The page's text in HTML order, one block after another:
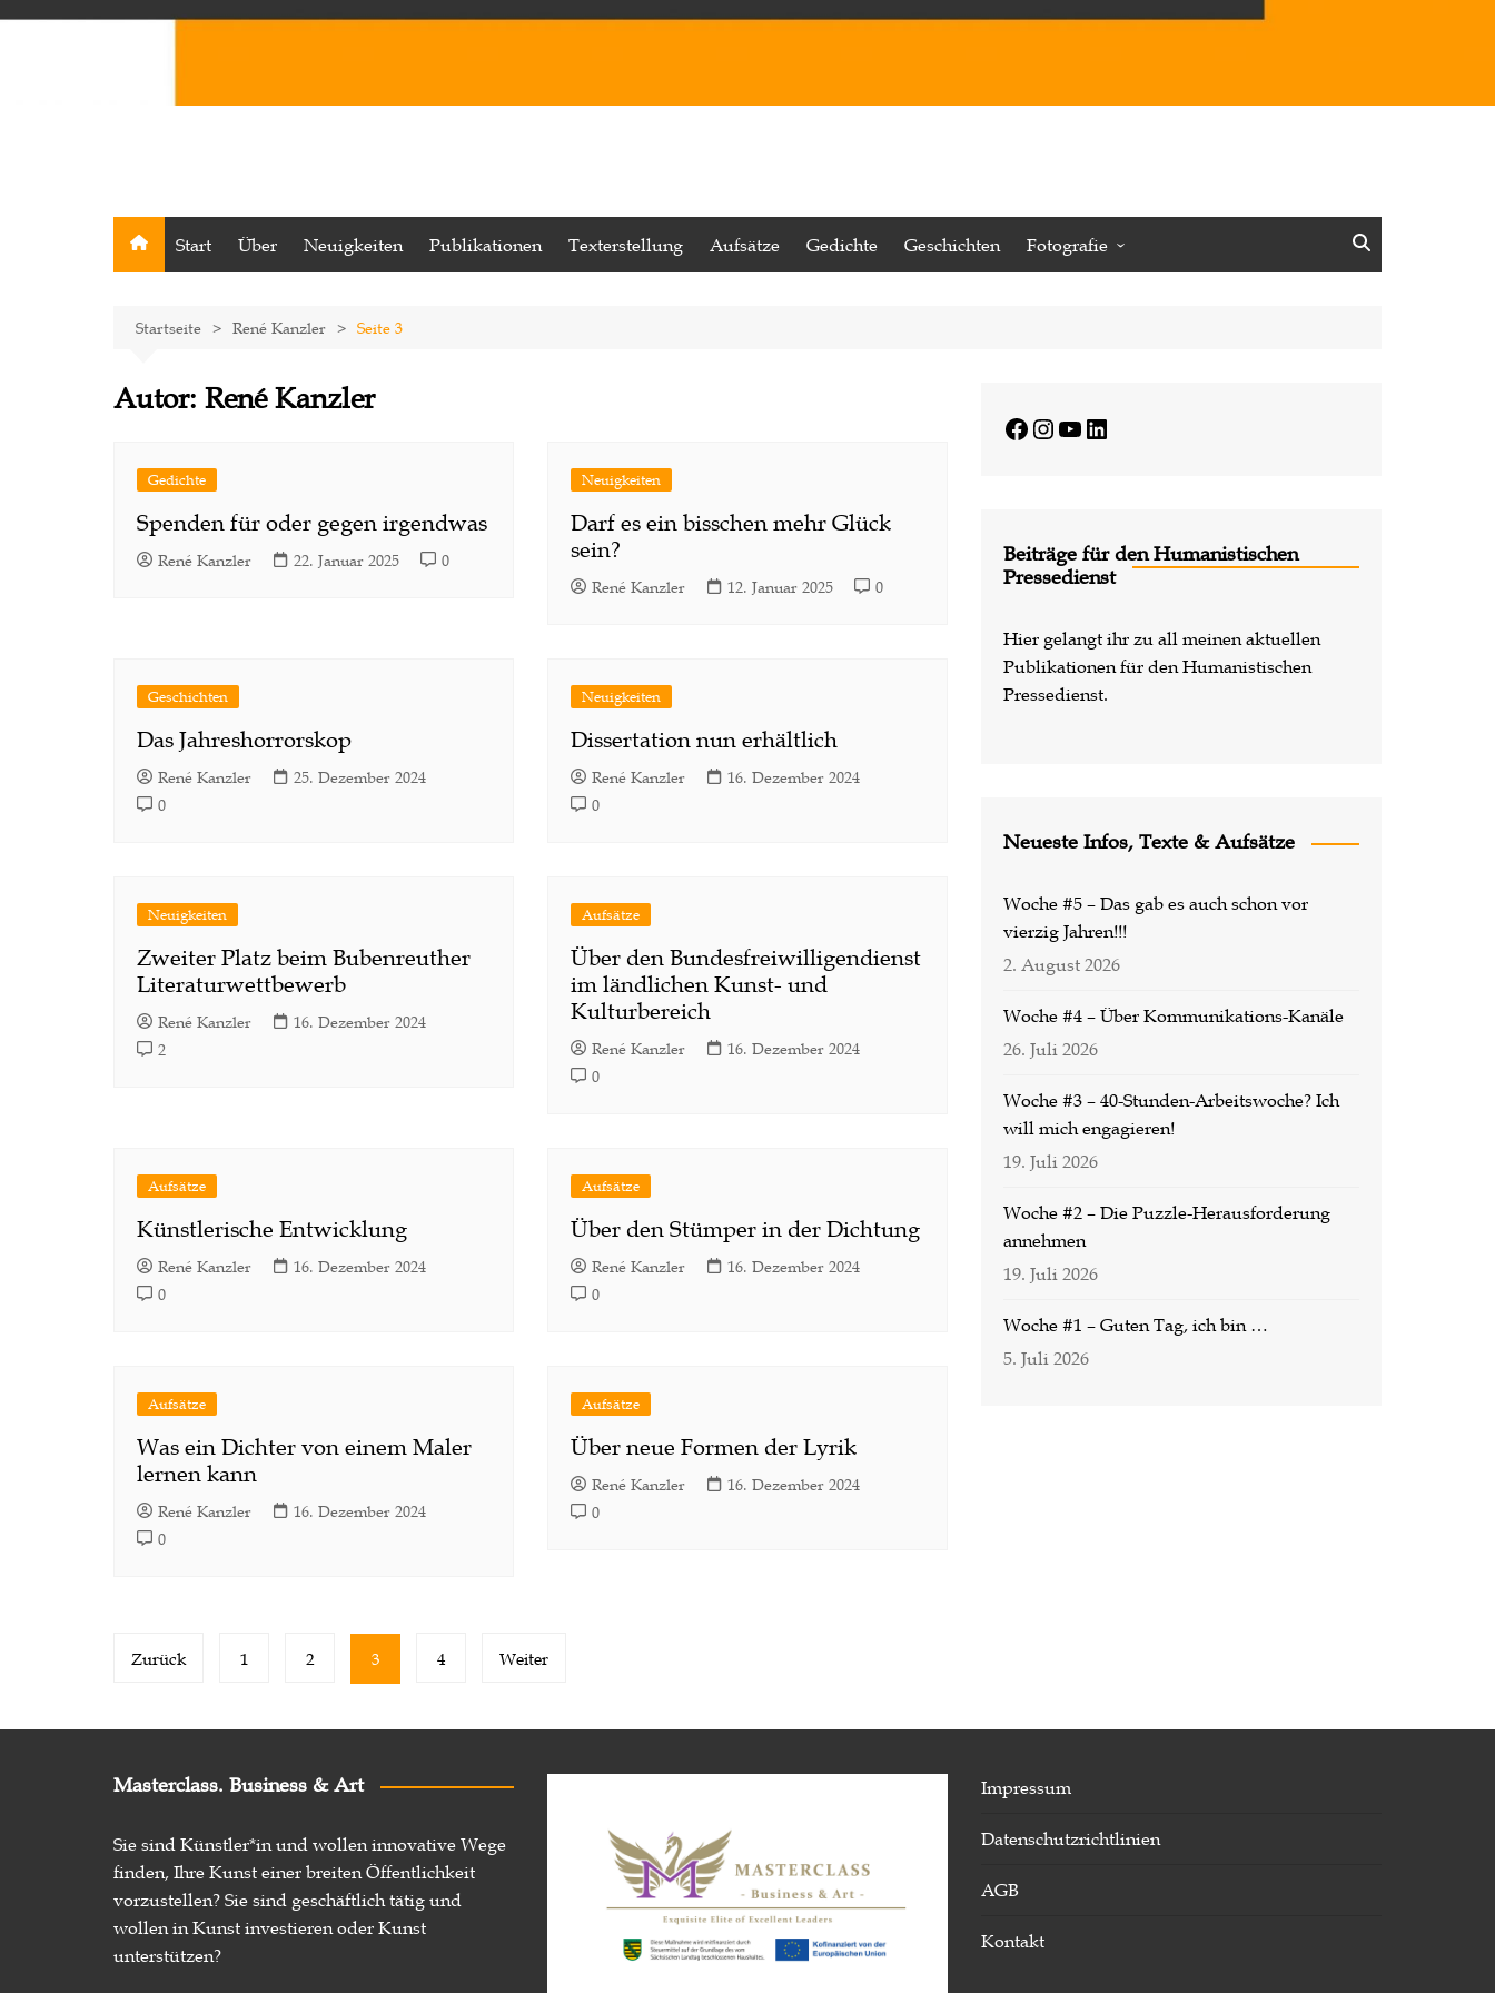
Start Über Neuigkeiten Publikationen Texterstellung Aufsätze Gedichte Geschichten Fotografie
Startseite René Kanzler Seite 3
Autor: René Kanzler
Gedichte
Spenden für oder gegen irgendwas
René Kanzler 22. Januar 2025 0
Neuigkeiten
Darf es ein bisschen mehr Glück
sein?
René Kanzler 12. Januar 2025 0
Geschichten
Das Jahreshorrorskop
René Kanzler
25. Dezember 2024
0
Neuigkeiten
Dissertation nun erhältlich
René Kanzler
16. Dezember 2024
0
Neuigkeiten
Zweiter Platz beim Bubenreuther
Literaturwettbewerb
René Kanzler
16. Dezember 2024
2
Aufsätze
Über den Bundesfreiwilligendienst
im ländlichen Kunst- und
Kulturbereich
René Kanzler
16. Dezember 2024
0
Aufsätze
Künstlerische Entwicklung
René Kanzler
16. Dezember 2024
0
Aufsätze
Über den Stümper in der Dichtung
René Kanzler
16. Dezember 2024
0
Aufsätze
Was ein Dichter von einem Maler
lernen kann
René Kanzler
16. Dezember 2024
0
Aufsätze
Über neue Formen der Lyrik
René Kanzler
16. Dezember 2024
0
Seitennummerierung
Beiträge
Zurück 1 2 3 4 Weiter
Facebook
Instagram
YouTube
LinkedIn
Beiträge für den Humanistischen
Pressedienst
Hier gelangt ihr zu all meinen aktuellen
Publikationen für den Humanistischen
Pressedienst.
Neueste Infos, Texte & Aufsätze
Woche #5 – Das gab es auch schon vor
vierzig Jahren!!!
2. August 2026
Woche #4 – Über Kommunikations-Kanäle
26. Juli 2026
Woche #3 – 40-Stunden-Arbeitswoche? Ich
will mich engagieren!
19. Juli 2026
Woche #2 – Die Puzzle-Herausforderung
annehmen
19. Juli 2026
Woche #1 – Guten Tag, ich bin …
5. Juli 2026
Masterclass. Business & Art
Sie sind Künstler*in und wollen innovative Wege
finden, Ihre Kunst einer breiten Öffentlichkeit
vorzustellen? Sie sind geschäftlich tätig und
wollen in Kunst investieren oder Kunst
unterstützen?
Impressum
Datenschutzrichtlinien
AGB
Kontakt